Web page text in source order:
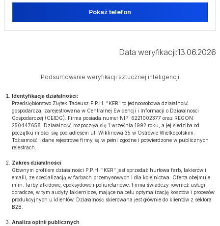
Pokaż telefon
Data weryfikacji:13.06.2026
Podsumowanie weryfikacji sztucznej inteligencji
Identyfikacja działalności:
Przedsiębiorstwo Ziętek Tadeusz P.P.H. "KER" to jednoosobowa działalność
gospodarcza, zarejestrowana w Centralnej Ewidencji i Informacji o Działalności
Gospodarczej (CEIDG). Firma posiada numer NIP: 6221002377 oraz REGON:
250447658. Działalność rozpoczęła się 1 września 1992 roku, a jej siedziba od
początku mieści się pod adresem ul. Wiklinowa 35 w Ostrowie Wielkopolskim.
Tożsamość i dane rejestrowe firmy są w pełni zgodne i potwierdzone w publicznych
rejestrach.
Zakres działalności
Głównym profilem działalności P.P.H. "KER" jest sprzedaż hurtowa farb, lakierów i
emalii, ze specjalizacją w farbach przemysłowych i dla kolejnictwa. Oferta obejmuje
m.in. farby alkidowe, epoksydowe i poliuretanowe. Firma świadczy również usługi
doradcze, w tym audyty lakiernicze, mające na celu optymalizację kosztów i procesów
produkcyjnych u klientów. Działalność skierowana jest głównie do klientów z sektora
B2B.
Analiza opinii publicznych